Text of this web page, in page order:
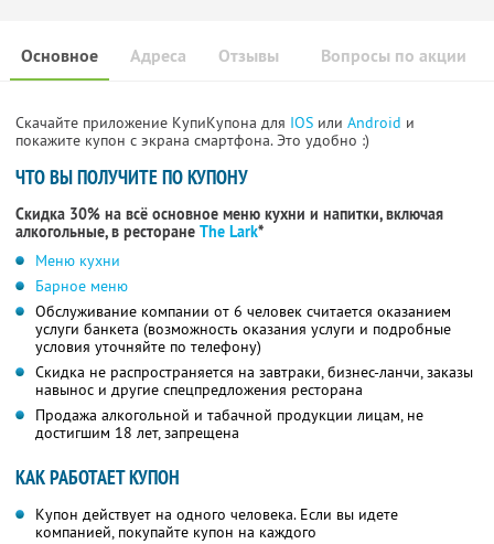
Основное Отзывы Вопросы по акции
Адреса
Скачайте приложение КупиКупона для IOS или Android и
покажите купон с экрана смартфона. Это удобно :)
ЧТО ВЫ ПОЛУЧИТЕ ПО КУПОНУ
Скидка 30% на всё основное меню кухни и напитки, включая
алкогольные, в ресторане The Lark*
Меню кухни
Барное меню
Обслуживание компании от 6 человек считается оказанием
услуги банкета (возможность оказания услуги и подробные
условия уточняйте по телефону)
Скидка не распространяется на завтраки, бизнес-ланчи, заказы
навынос и другие спецпредложения ресторана
Продажа алкогольной и табачной продукции лицам, не
достигшим 18 лет, запрещена
КАК РАБОТАЕТ КУПОН
Купон действует на одного человека. Если вы идете
компанией, покупайте купон на каждого